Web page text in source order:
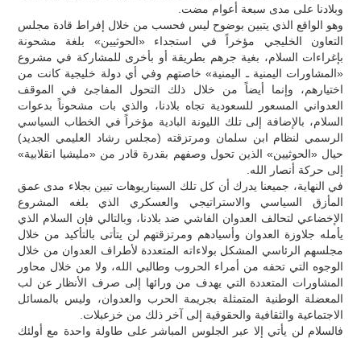
وبلادنا على مدى سبعة أعوام مضت.
وهو الواقع الذي يتبين بوضوح ليس فحسب من خلال إفراط قادة مجلس
التعاون الخليجي مؤخراً في استجداء «الحوثيين» بلغة مشحونة
بإغراءات السلام، بغية جرهم بطريقة أو بأخرى للمشاركة في مشروع
«المشاورات اليمنية ـ اليمنية» خاصتهم وفي أي دولة خليجية كانت من
اختيارهم، وإنما أيضاً من خلال ذلك التحول المفاجئ في الموقف
العدواني المسعور للسعودية تجاه بلادنا، والذي بات مشحوناً بدعوات
السلام، بالإضافة إلى تلك الليونة البادية مؤخراً في الخطاب السياسي
الرسمي لنظام ابن سلمان ومرتزقته (مجلس رشاد العليمي الجديد)
حيال «الحوثيين» الذين تحول وصفهم بقدرة قادر من «مليشيا انقلابية»
إلى حركة أنصار الله.
في النهاية، جميعنا يدرك أن كل تلك السيناريوهات تبين بجلاء مدى عمق
المأزق السياسي والاستراتيجي والعسكري الذي بلغه المشروع
الإخضاعي لتحالف العدوان الفاشي ضد بلادنا، وبالتالي فإن السلام الذي
يأمله جلاوزة العدوان وأسيادهم ومرتزقتهم لن يتأتى بالتأكيد من خلال
مجلسهم الرئاسي المشكل بولاءاته المتعددة لأطراف العدوان من خلال
الوجوه التي تحفه من أمراء الحروب وطالبي الله، ولا من خلال محاور
المشاورات المتعددة التي يهدف من ورائها إلى صرف الأنظار عن لب
المعضلة الوطنية المتمثلة بجريمة الحرب والعدوان، وليس بالمسائل
الاجتماعية والثقافية والحقوقية إلى آخر ذلك من خزعبلات.
فالسلام لن يأتي إلا عبر الجلوس المباشر على طاولة واحدة مع أولئك